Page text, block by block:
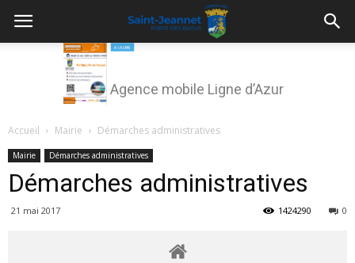
Agence mobile Ligne d’Azur
Accueil Mairie Démarches administratives
Mairie Démarches administratives
Démarches administratives
21 mai 2017 0
1424290